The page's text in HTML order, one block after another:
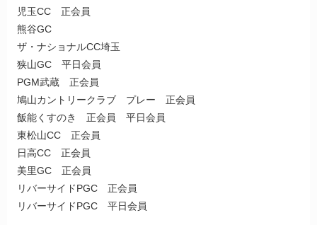
児玉CC 正会員
熊谷GC
ザ・ナショナルCC埼玉
狭山GC 平日会員
PGM武蔵 正会員
鳩山カントリークラブ プレー 正会員
飯能くすのき 正会員 平日会員
東松山CC 正会員
日高CC 正会員
美里GC 正会員
リバーサイドPGC 正会員
リバーサイドPGC 平日会員